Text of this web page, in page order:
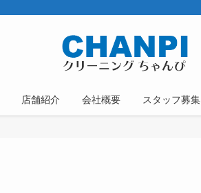
店舗紹介 会社概要 スタッフ募集